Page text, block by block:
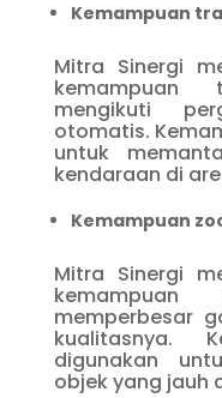
Kemampuan
Mitra Sinergi
mengikuti
otomatis.
untuk
kendaraan di
Kemampuan
Mitra Sinergi
memperbesar
kualitasnya.
digunakan
objek yang jauh